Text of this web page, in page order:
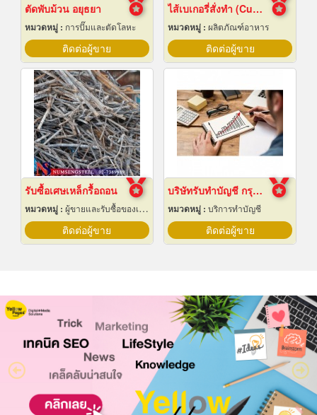
ตัดพับม้วน อยุธยา
หมวดหมู่ : การปั๊มและตัดโลหะ
ติดต่อผู้ขาย
ไส้เบเกอรี่สั่งทำ (Custom bakery fillings)
หมวดหมู่ : ผลิตภัณฑ์อาหาร
ติดต่อผู้ขาย
รับซื้อเศษเหล็กรื้อถอน
หมวดหมู่ : ผู้ขายและรับซื้อของเก่าและเศษเหล็ก
ติดต่อผู้ขาย
บริษัทรับทำบัญชี กรุงเทพ
หมวดหมู่ : บริการทำบัญชี
ติดต่อผู้ขาย